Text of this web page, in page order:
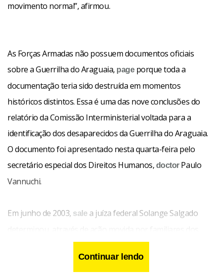
movimento normal”, afirmou.
As Forças Armadas não possuem documentos oficiais
sobre a Guerrilha do Araguaia, pageporque toda a
documentação teria sido destruída em momentos
históricos distintos. Essa é uma das nove conclusões do
relatório da Comissão Interministerial voltada para a
identificação dos desaparecidos da Guerrilha do Araguaia.
O documento foi apresentado nesta quarta-feira pelo
secretário especial dos Direitos Humanos, doctorPaulo
Vannuchi.
Em junho de 2003, sale a juíza federal Solange Salgado
desaparecidos do Araguaia, que fosse quebrado o sigilo
das informações militares referentes a todas as operações
Continuar lendo